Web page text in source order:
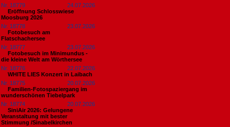
Nr. 18779
24.07.2026
Eröffnung Schlosswiese
Moosburg 2026
Nr. 18778
23.07.2026
Fotobesuch am
Flatschachersee
Nr. 18777
23.07.2026
Fotobesuch im Minimundus -
die kleine Welt am Wörthersee
Nr. 18776
22.07.2026
WHITE LIES Konzert in Laibach
Nr. 18775
20.07.2026
Familien-Fotospaziergang im
wunderschönen Tiebelpark
Nr. 18774
20.07.2026
SiniAir 2026: Gelungene
Veranstaltung mit bester
Stimmung /Sinabelkirchen